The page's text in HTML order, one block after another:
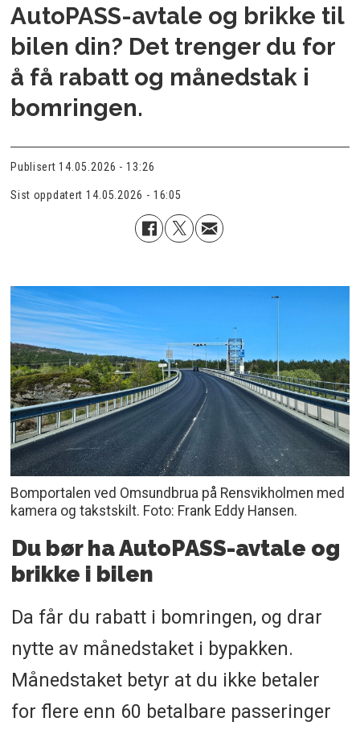
AutoPASS-avtale og brikke til
bilen din? Det trenger du for
å få rabatt og månedstak i
bomringen.
Publisert 14.05.2026 - 13:26
Sist oppdatert 14.05.2026 - 16:05
Bomportalen ved Omsundbrua på Rensvikholmen med
kamera og takstskilt. Foto: Frank Eddy Hansen.
Du bør ha AutoPASS-avtale og
brikke i bilen
Da får du rabatt i bomringen, og drar
nytte av månedstaket i bypakken.
Månedstaket betyr at du ikke betaler
for flere enn 60 betalbare passeringer